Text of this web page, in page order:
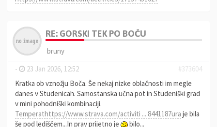
RE: GORSKI TEK PO BOČU
bruny
-
23 Jan 2026, 12:52
#373604
Kratka ob vznožju Boča. Še nekaj nizke oblačnosti im megle
danes v Studenicah. Samostanska učna pot in Studeniški grad
v mini pohodniški kombinaciji.
Temperathttps://www.strava.com/activiti ... 8441187ura je bila
še pod lediščem...In prav prijetno je
bilo...